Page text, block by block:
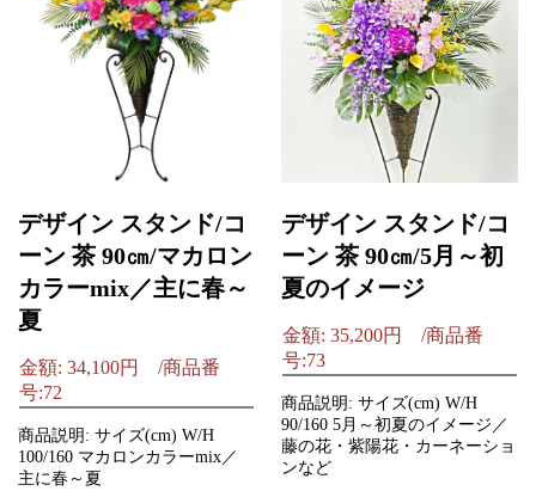
デザイン スタンド/コ
ーン 茶 90㎝/マカロン
カラーmix／主に春～
夏
金額: 34,100円 /商品番
号:72
商品説明: サイズ(cm) W/H
100/160 マカロンカラーmix／
主に春～夏
デザイン スタンド/コ
ーン 茶 90㎝/5月～初
夏のイメージ
金額: 35,200円 /商品番
号:73
商品説明: サイズ(cm) W/H
90/160 5月～初夏のイメージ／
藤の花・紫陽花・カーネーショ
ンなど